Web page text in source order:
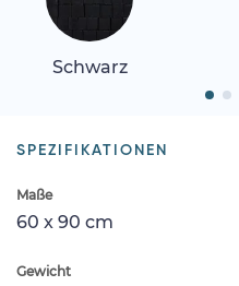
Schwarz
SPEZIFIKATIONEN
Maße
60 x 90 cm
Gewicht